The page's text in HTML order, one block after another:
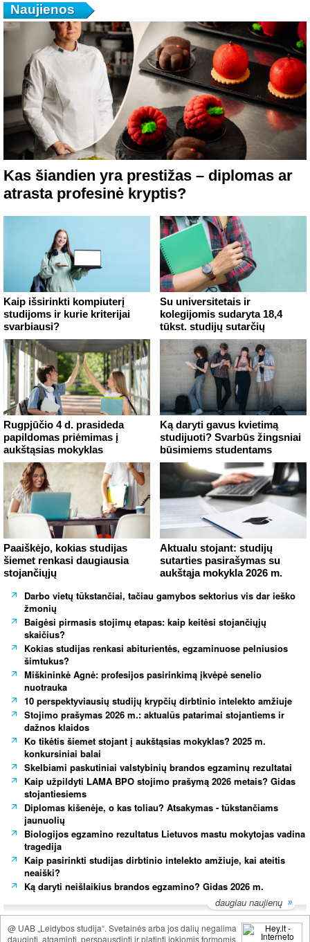
Naujienos
Kas šiandien yra prestižas – diplomas ar
atrasta profesinė kryptis?
Kaip išsirinkti kompiuterį
studijoms ir kurie kriterijai
svarbiausi?
Su universitetais ir
kolegijomis sudaryta 18,4
tūkst. studijų sutarčių
Rugpjūčio 4 d. prasideda
papildomas priėmimas į
aukštąsias mokyklas
Ką daryti gavus kvietimą
studijuoti? Svarbūs žingsniai
būsimiems studentams
Paaiškėjo, kokias studijas
šiemet renkasi daugiausia
stojančiųjų
Aktualu stojant: studijų
sutarties pasirašymas su
aukštąja mokykla 2026 m.
Darbo vietų tūkstančiai, tačiau gamybos sektorius vis dar ieško
žmonių
Baigėsi pirmasis stojimų etapas: kaip keitėsi stojančiųjų
skaičius?
Kokias studijas renkasi abiturientės, egzaminuose pelniusios
šimtukus?
Miškininkė Agnė: profesijos pasirinkimą įkvėpė senelio
nuotrauka
10 perspektyviausių studijų krypčių dirbtinio intelekto amžiuje
Stojimo prašymas 2026 m.: aktualūs patarimai stojantiems ir
dažnos klaidos
Ko tikėtis šiemet stojant į aukštąsias mokyklas? 2025 m.
konkursiniai balai
Skelbiami paskutiniai valstybinių brandos egzaminų rezultatai
Kaip užpildyti LAMA BPO stojimo prašymą 2026 metais? Gidas
stojantiesiems
Diplomas kišenėje, o kas toliau? Atsakymas - tūkstančiams
jaunuolių
Biologijos egzamino rezultatus Lietuvos mastu mokytojas vadina
tragedija
Kaip pasirinkti studijas dirbtinio intelekto amžiuje, kai ateitis
neaiški?
Ką daryti neišlaikius brandos egzamino? Gidas 2026 m.
daugiau naujienų
@ UAB „Leidybos studija“. Svetainės arba jos dalių negalima
dauginti, atgaminti, perspausdinti ir platinti jokiomis formomis